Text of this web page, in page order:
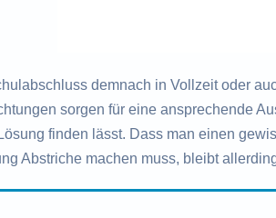
demnach in Vollzeit oder
sorgen für eine ansprechende
finden lässt. Dass man einen
Abstriche machen muss, bleibt